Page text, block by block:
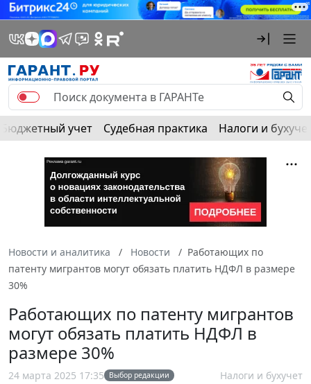
Бюджетный учет Судебная практика Налоги и
Новости и аналитика Новости
Работающих по
патенту мигрантов могут обязать платить НДФЛ в размере
30%
Работающих по патенту мигрантов
могут обязать платить НДФЛ в
размере 30%
24 марта 2025 17:35 Выбор редакции Налоги и бухучет